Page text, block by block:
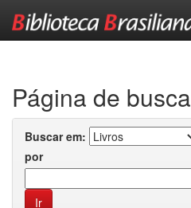
Página de busca
Buscar em:
por